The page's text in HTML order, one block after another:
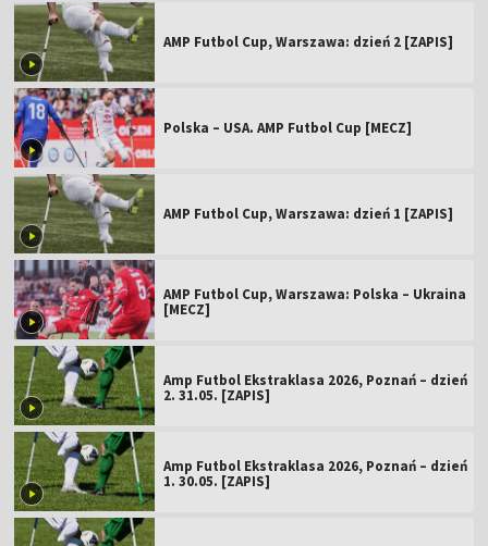
AMP Futbol Cup, Warszawa: dzień 2 [ZAPIS]
Polska – USA. AMP Futbol Cup [MECZ]
AMP Futbol Cup, Warszawa: dzień 1 [ZAPIS]
AMP Futbol Cup, Warszawa: Polska – Ukraina
[MECZ]
Amp Futbol Ekstraklasa 2026, Poznań – dzień
2. 31.05. [ZAPIS]
Amp Futbol Ekstraklasa 2026, Poznań – dzień
1. 30.05. [ZAPIS]